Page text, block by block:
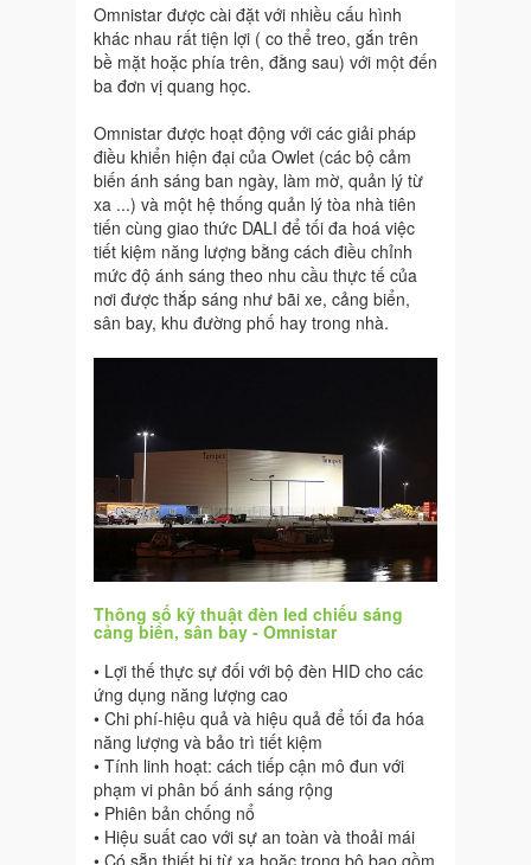
Omnistar được cài đặt với nhiều cấu hình
khác nhau rất tiện lợi ( co thể treo, gắn trên
bề mặt hoặc phía trên, đằng sau) với một đến
ba đơn vị quang học.
Omnistar được hoạt động với các giải pháp
điều khiển hiện đại của Owlet (các bộ cảm
biến ánh sáng ban ngày, làm mờ, quản lý từ
xa ...) và một hệ thống quản lý tòa nhà tiên
tiến cùng giao thức DALI để tối đa hoá việc
tiết kiệm năng lượng bằng cách điều chỉnh
mức độ ánh sáng theo nhu cầu thực tế của
nơi được thắp sáng như bãi xe, cảng biển,
sân bay, khu đường phố hay trong nhà.
Thông số kỹ thuật đèn led chiếu sáng
cảng biển, sân bay - Omnistar
• Lợi thế thực sự đối với bộ đèn HID cho các
ứng dụng năng lượng cao
• Chi phí-hiệu quả và hiệu quả để tối đa hóa
năng lượng và bảo trì tiết kiệm
• Tính linh hoạt: cách tiếp cận mô đun với
phạm vi phân bố ánh sáng rộng
• Phiên bản chống nổ
• Hiệu suất cao với sự an toàn và thoải mái